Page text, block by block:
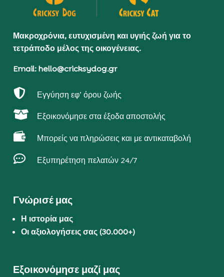
Μακροχρόνια, ευτυχισμένη και υγιής ζωή για το
τετράποδο μέλος της οικογένειας.
Email: hello@cricksydog.gr
 Εγγύηση εφ’ όρου ζωής
 Εξοικονόμησε στα έξοδα αποστολής
 Μπορείς να πληρώσεις και με αντικαταβολή
 Εξυπηρέτηση πελατών 24/7
Γνώρισέ μας
Η ιστορία μας
Οι αξιολογήσεις σας (30.000+)
Εξοικονόμησε μαζί μας